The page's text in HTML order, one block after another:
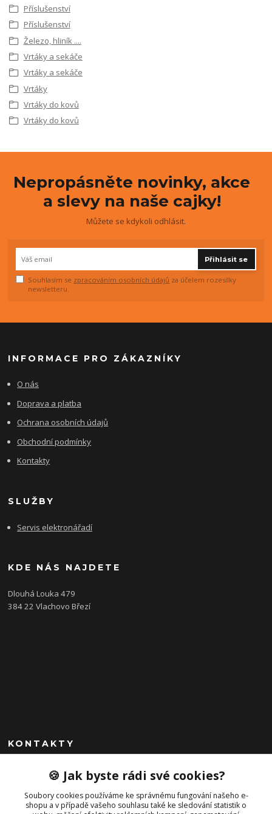
Příslušenství
Příslušenství
Železo, hliník ....
Vrtáky a sekáče
Vrtáky a sekáče
Vrtáky
Vrtáky do kovů
Vrtáky do kovů
Nepropásněte novinky, akce
a slevy na naše cajky!
Můžete se kdykoli odhlásit.
Přihlásit se
Souhlasím se zpracováním osobních údajů za účelem rozesílky
newsletteru.
INFORMACE PRO ZÁKAZNÍKY
O nás
Doprava a platba
Ochrana osobních údajů
Obchodní podmínky
Kontakty
SLUŽBY
Servis elektronářadí
KDE NÁS NAJDETE
Dlouhá Louka 479
384 22 Vlachovo Březí
KONTAKTY
+420 792 757 523
obchod@cajkservis.cz
🍪 Jak byste rádi své cookies?
Soubory cookies používáme ke správnému fungování našeho e-
shopu a v případě vašeho souhlasu také ke sledování statistik o